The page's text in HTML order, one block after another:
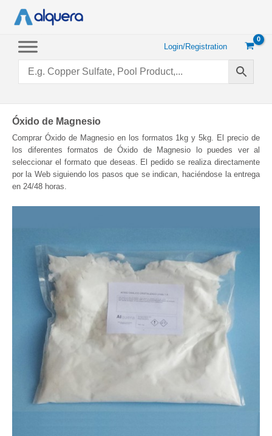
Login/Registration
Óxido de Magnesio
Comprar Óxido de Magnesio en los formatos 1kg y 5kg. El precio de
los diferentes formatos de Óxido de Magnesio lo puedes ver al
seleccionar el formato que deseas. El pedido se realiza directamente
por la Web siguiendo los pasos que se indican, haciéndose la entrega
en 24/48 horas.